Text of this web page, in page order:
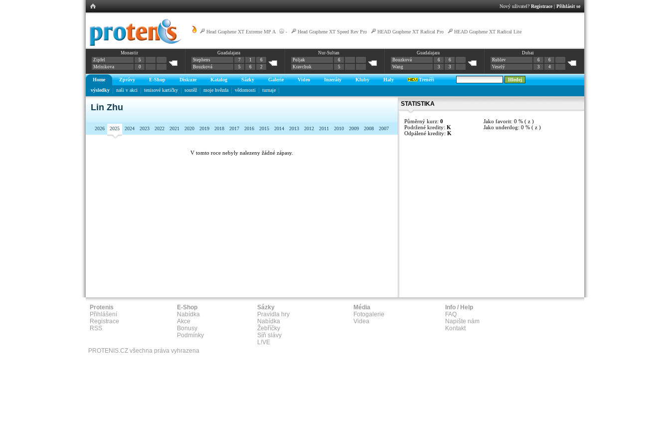
Nový uživatel? Registrace| Přihlásit se
Head Graphene XT Extreme MP A - Head Graphene XT Speed Rev Pro HEAD Graphene XT Radical Pro HEAD Graphene XT Radical Lite
Monastir
Zipfel
5
Melnikova
0
Guadalajara
Stephens
7 1
6
Bouzková
5 6 2
Nur-Sultan
Poljak
6
Kravchuk
5
Guadalajara
Bouzková
6
6
Wang
3 3
Dubai
Rublev
6
6
Veselý
3 4
Home Zprávy E-Shop Diskuze Katalog Sázky Galerie Video Inzeráty Kluby Haly
Trenéři
výsledky
naši v akci tenisové kartičky soutěž moje hvězda vědomosti turnaje
Lin Zhu
2026 2025 2024 2023 2022 2021 2020 2019 2018 2017 2016 2015 2014 2013 2012 2011 2010 2009 2008 2007
V tomto roce nebyly nalezeny žádné zápasy.
STATISTIKA
Půměrný kurz: 0
Podržené kredity: K
Odpálené kredity: K
Jako favorit: 0 % ( z )
Jako underdog: 0 % ( z )
Protenis
Přihlášení
Registrace
RSS
E-Shop
Nabídka
Akce
Bonusy
Podmínky
Sázky
Pravidla hry
Nabídka
Žebříčky
Síň slávy
L!VE
Média
Fotogalerie
Videa
Info / Help
FAQ
Napište nám
Kontakt
PROTENIS.CZ všechna práva vyhrazena